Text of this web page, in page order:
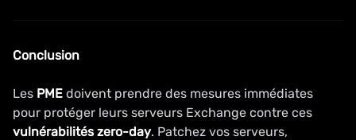
Conclusion
Les PME doivent prendre des mesures immédiates
pour protéger leurs serveurs Exchange contre ces
vulnérabilités zero-day. Patchez vos serveurs,